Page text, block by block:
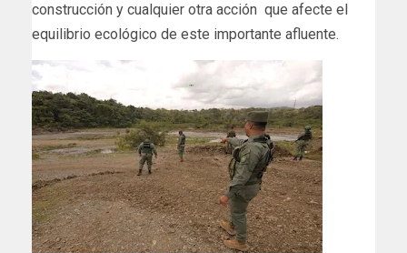
construcción y cualquier otra acción que afecte el
equilibrio ecológico de este importante afluente.